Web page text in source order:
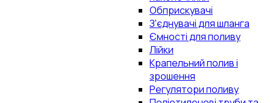
Обприскувачі
З'єднувачі для шланга
Ємності для поливу
Лійки
Крапельний полив і
зрошення
Регулятори поливу